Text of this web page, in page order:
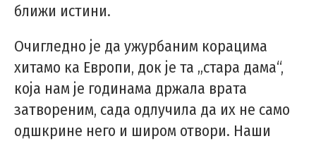
ближи истини.
Очигледно је да ужурбаним корацима
хитамо ка Европи, док је та „стара дама“,
која нам је годинама држала врата
затвореним, сада одлучила да их не само
одшкрине него и широм отвори. Наши